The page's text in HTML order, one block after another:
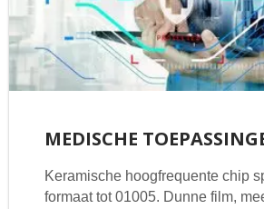
MEDISCHE
Keramische hoogfrequente chip
formaat tot 01005. Dunne film,